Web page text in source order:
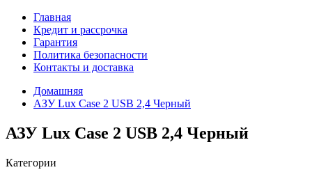
Главная
Кредит и рассрочка
Гарантия
Политика безопасности
Контакты и доставка
Домашняя
АЗУ Lux Case 2 USB 2,4 Черный
АЗУ Lux Case 2 USB 2,4 Черный
Категории